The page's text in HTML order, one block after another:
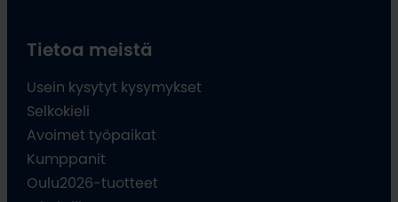
Tietoa meistä
Usein kysytyt kysymykset
Selkokieli
Avoimet työpaikat
Kumppanit
Oulu2026-tuotteet